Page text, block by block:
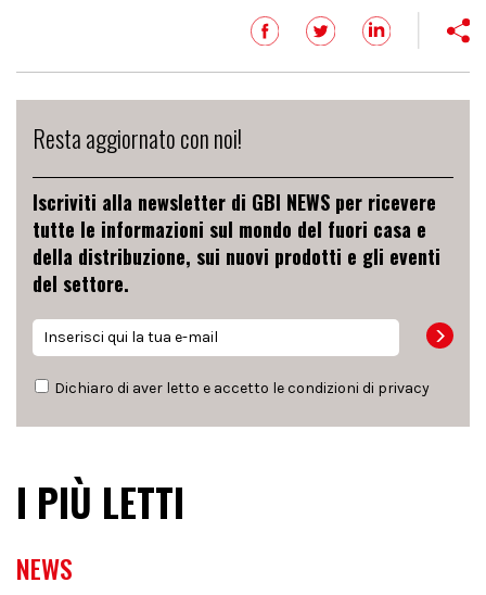
Resta aggiornato con noi!
Iscriviti alla newsletter di GBI NEWS per ricevere
tutte le informazioni sul mondo del fuori casa e
della distribuzione, sui nuovi prodotti e gli eventi
del settore.
Dichiaro di aver letto e accetto le condizioni di privacy
I PIÙ LETTI
NEWS